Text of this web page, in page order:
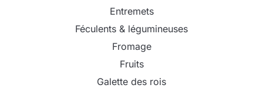
Entremets
Féculents & légumineuses
Fromage
Fruits
Galette des rois